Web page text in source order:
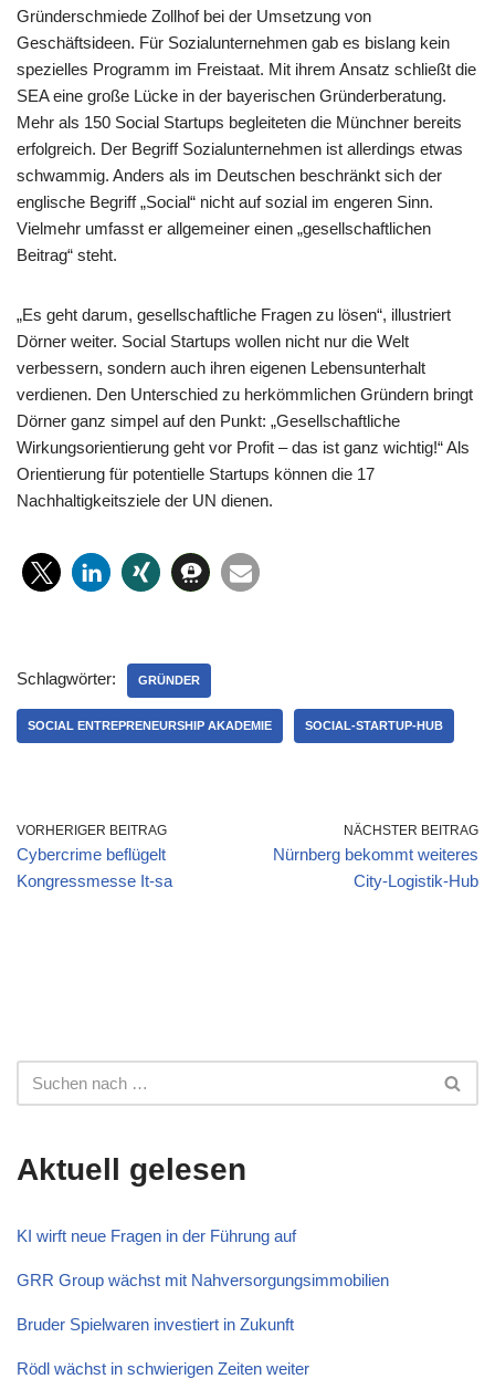
Gründerschmiede Zollhof bei der Umsetzung von
Geschäftsideen. Für Sozialunternehmen gab es bislang kein
spezielles Programm im Freistaat. Mit ihrem Ansatz schließt die
SEA eine große Lücke in der bayerischen Gründerberatung.
Mehr als 150 Social Startups begleiteten die Münchner bereits
erfolgreich. Der Begriff Sozialunternehmen ist allerdings etwas
schwammig. Anders als im Deutschen beschränkt sich der
englische Begriff „Social“ nicht auf sozial im engeren Sinn.
Vielmehr umfasst er allgemeiner einen „gesellschaftlichen
Beitrag“ steht.
„Es geht darum, gesellschaftliche Fragen zu lösen“, illustriert
Dörner weiter. Social Startups wollen nicht nur die Welt
verbessern, sondern auch ihren eigenen Lebensunterhalt
verdienen. Den Unterschied zu herkömmlichen Gründern bringt
Dörner ganz simpel auf den Punkt: „Gesellschaftliche
Wirkungsorientierung geht vor Profit – das ist ganz wichtig!“ Als
Orientierung für potentielle Startups können die 17
Nachhaltigkeitsziele der UN dienen.
Schlagwörter: GRÜNDER
SOCIAL ENTREPRENEURSHIP AKADEMIE SOCIAL-STARTUP-HUB
VORHERIGER BEITRAG
Cybercrime beflügelt
Kongressmesse It-sa
NÄCHSTER BEITRAG
Nürnberg bekommt weiteres
City-Logistik-Hub
Aktuell gelesen
KI wirft neue Fragen in der Führung auf
GRR Group wächst mit Nahversorgungsimmobilien
Bruder Spielwaren investiert in Zukunft
Rödl wächst in schwierigen Zeiten weiter